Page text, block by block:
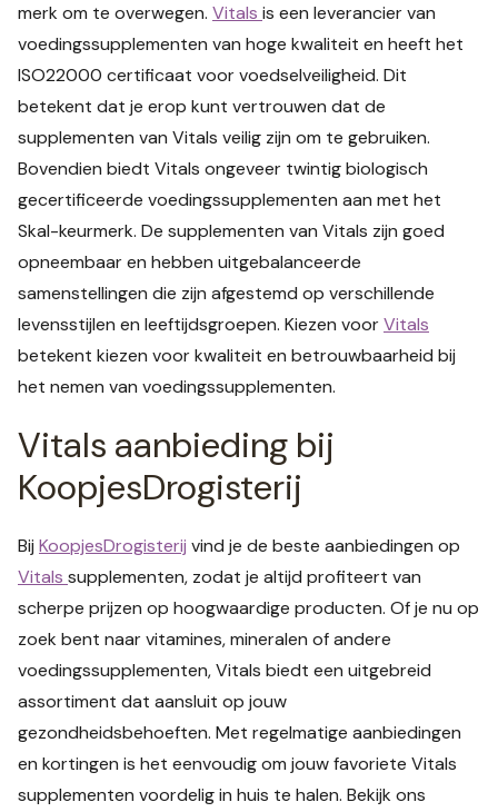
merk om te overwegen. Vitals is een leverancier van
voedingssupplementen van hoge kwaliteit en heeft het
ISO22000 certificaat voor voedselveiligheid. Dit
betekent dat je erop kunt vertrouwen dat de
supplementen van Vitals veilig zijn om te gebruiken.
Bovendien biedt Vitals ongeveer twintig biologisch
gecertificeerde voedingssupplementen aan met het
Skal-keurmerk. De supplementen van Vitals zijn goed
opneembaar en hebben uitgebalanceerde
samenstellingen die zijn afgestemd op verschillende
levensstijlen en leeftijdsgroepen. Kiezen voorVitals
betekent kiezen voor kwaliteit en betrouwbaarheid bij
het nemen van voedingssupplementen.
Vitals aanbieding bij
KoopjesDrogisterij
Bij KoopjesDrogisterij vind je de beste aanbiedingen op
Vitals supplementen, zodat je altijd profiteert van
scherpe prijzen op hoogwaardige producten. Of je nu op
zoek bent naar vitamines, mineralen of andere
voedingssupplementen, Vitals biedt een uitgebreid
assortiment dat aansluit op jouw
gezondheidsbehoeften. Met regelmatige aanbiedingen
en kortingen is het eenvoudig om jouw favoriete Vitals
supplementen voordelig in huis te halen. Bekijk ons